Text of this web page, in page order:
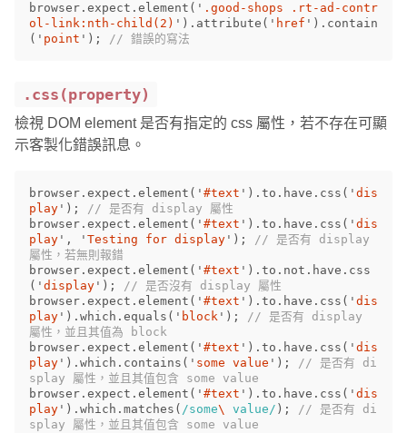
browser . expect . element ( ' .good-shops .rt-ad-contr
ol-link:nth-child(2) ' ). attribute ( ' href ' ). contain
( ' point ' ); // 錯誤的寫法
.css(property)
檢視 DOM element 是否有指定的 css 屬性，若不存在可顯
示客製化錯誤訊息。
browser . expect . element ( ' #text ' ). to . have . css ( ' dis
play ' );
// 是否有 display 屬性
browser . expect . element ( ' #text ' ). to . have . css ( ' dis
play ' , ' Testing for display ' );
// 是否有 display
屬性，若無則報錯
browser . expect . element ( ' #text ' ). to . not . have . css
( ' display ' );
// 是否沒有 display 屬性
browser . expect . element ( ' #text ' ). to . have . css ( ' dis
play ' ). which . equals ( ' block ' );
// 是否有 display
屬性，並且其值為 block
browser . expect . element ( ' #text ' ). to . have . css ( ' dis
play ' ). which . contains ( ' some value ' );
// 是否有 di
splay 屬性，並且其值包含 some value
browser . expect . element ( ' #text ' ). to . have . css ( ' dis
play ' ). which . matches ( /some\ value/ );
// 是否有 di
splay 屬性，並且其值包含 some value